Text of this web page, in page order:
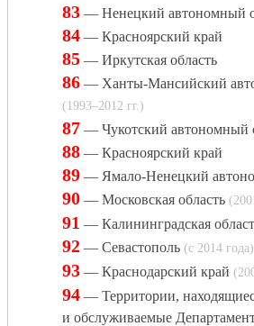
83 — Ненецкий автономный
84 — Красноярский край
85 — Иркутская область
86 — Ханты-Мансийский
(1993–2012 гг.)
87 — Чукотский автономный
88 — Красноярский край
89 — Ямало-Ненецкий
90 — Московская область
91 — Калининградская
92 — Севастополь (с 2014 года)
93 — Краснодарский край
94 — Территории,
и обслуживаемые